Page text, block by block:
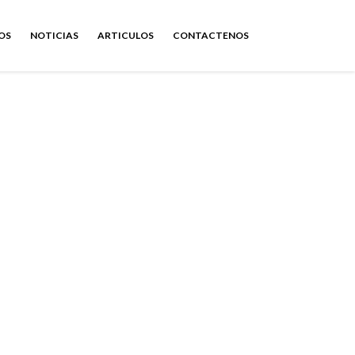
NOTICIAS ARTICULOS CONTACTENOS